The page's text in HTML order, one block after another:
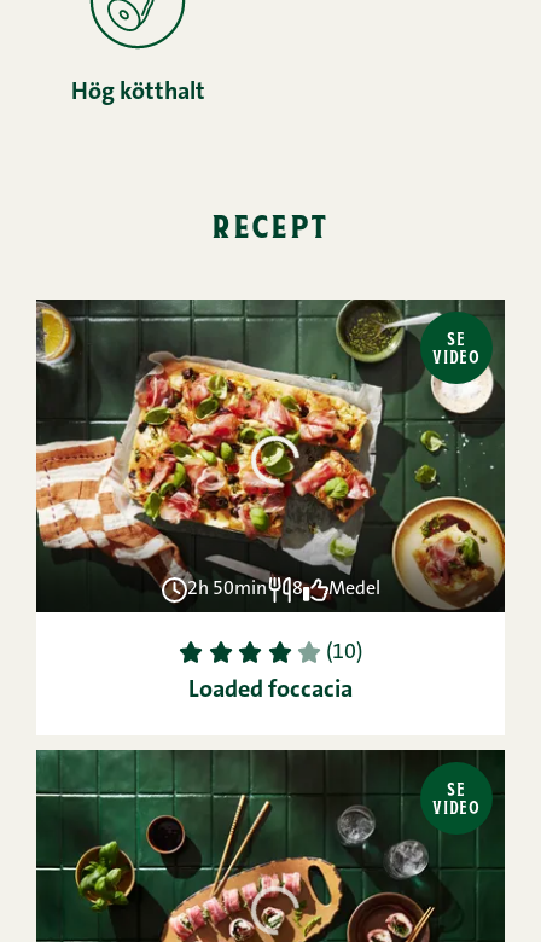
Hög kötthalt
recept
SE
VIDEO
2h 50min 8 Medel
1 2 3 4 5 (10)
Loaded foccacia
SE
VIDEO